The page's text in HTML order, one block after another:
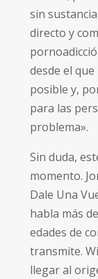
sin
directo y
desde el
posible y,
para las
problema».
Sin duda,
momento.
Dale Una
habla más
edades de
transmite.
llegar al